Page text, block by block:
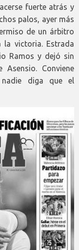
fuerte atrás y
palos, ayer más
de un árbitro
la victoria. Estrada
Ramos y dejó sin
Conviene
diga que el